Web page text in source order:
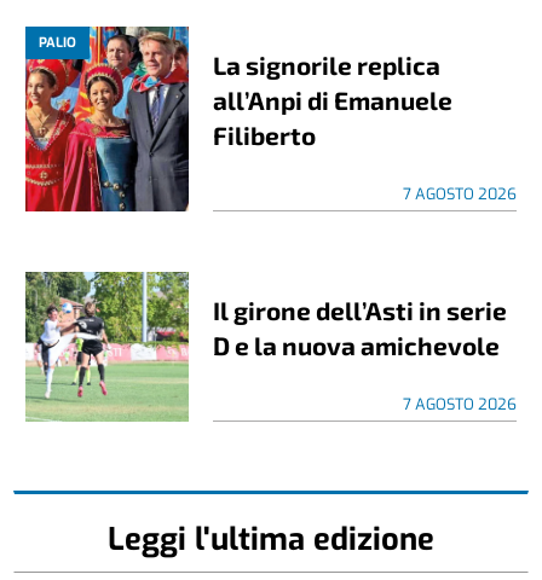
PALIO
La signorile replica
all’Anpi di Emanuele
Filiberto
7 AGOSTO 2026
Il girone dell’Asti in serie
D e la nuova amichevole
7 AGOSTO 2026
Leggi l'ultima edizione